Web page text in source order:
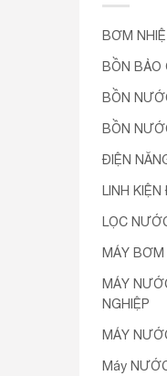
BƠM
BỒN BẢO
BỒN
BỒN
ĐIỆN
LINH
LỌC
MÁY
MÁY
NGHIỆP
MÁY
Máy